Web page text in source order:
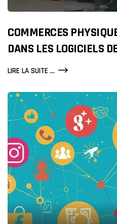
COMMERCES
DANS LES LOGICIELS
LIRE LA SUITE ...COMMERCES
:
RÉVOLUTION
DANS
LES
LOGICIELS
DE
CAISSE
INNOVANTS